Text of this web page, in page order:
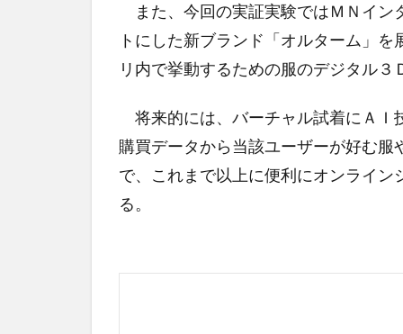
また、今回の実証実験ではＭＮイン
トにした新ブランド「オルターム」
リ内で挙動するための服のデジタル３
将来的には、バーチャル試着にＡＩ
購買データから当該ユーザーが好む
で、これまで以上に便利にオンライ
る。